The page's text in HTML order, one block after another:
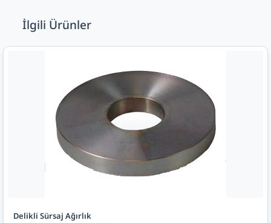
İlgili Ürünler
Delikli Sürsaj Ağırlık